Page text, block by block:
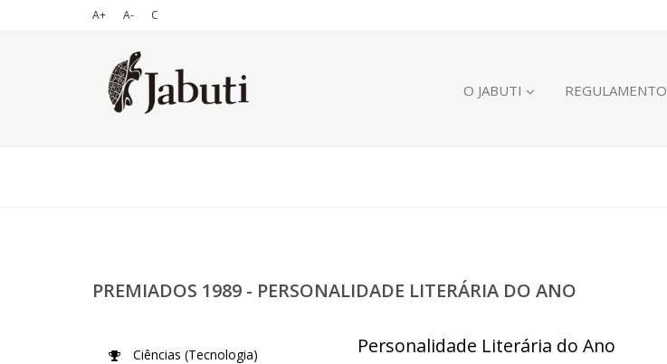
A+ A- C
O JABUTI REGULAMENTO
PREMIADOS 1989 - PERSONALIDADE LITERÁRIA DO ANO
Personalidade Literária do Ano
Ciências (Tecnologia)